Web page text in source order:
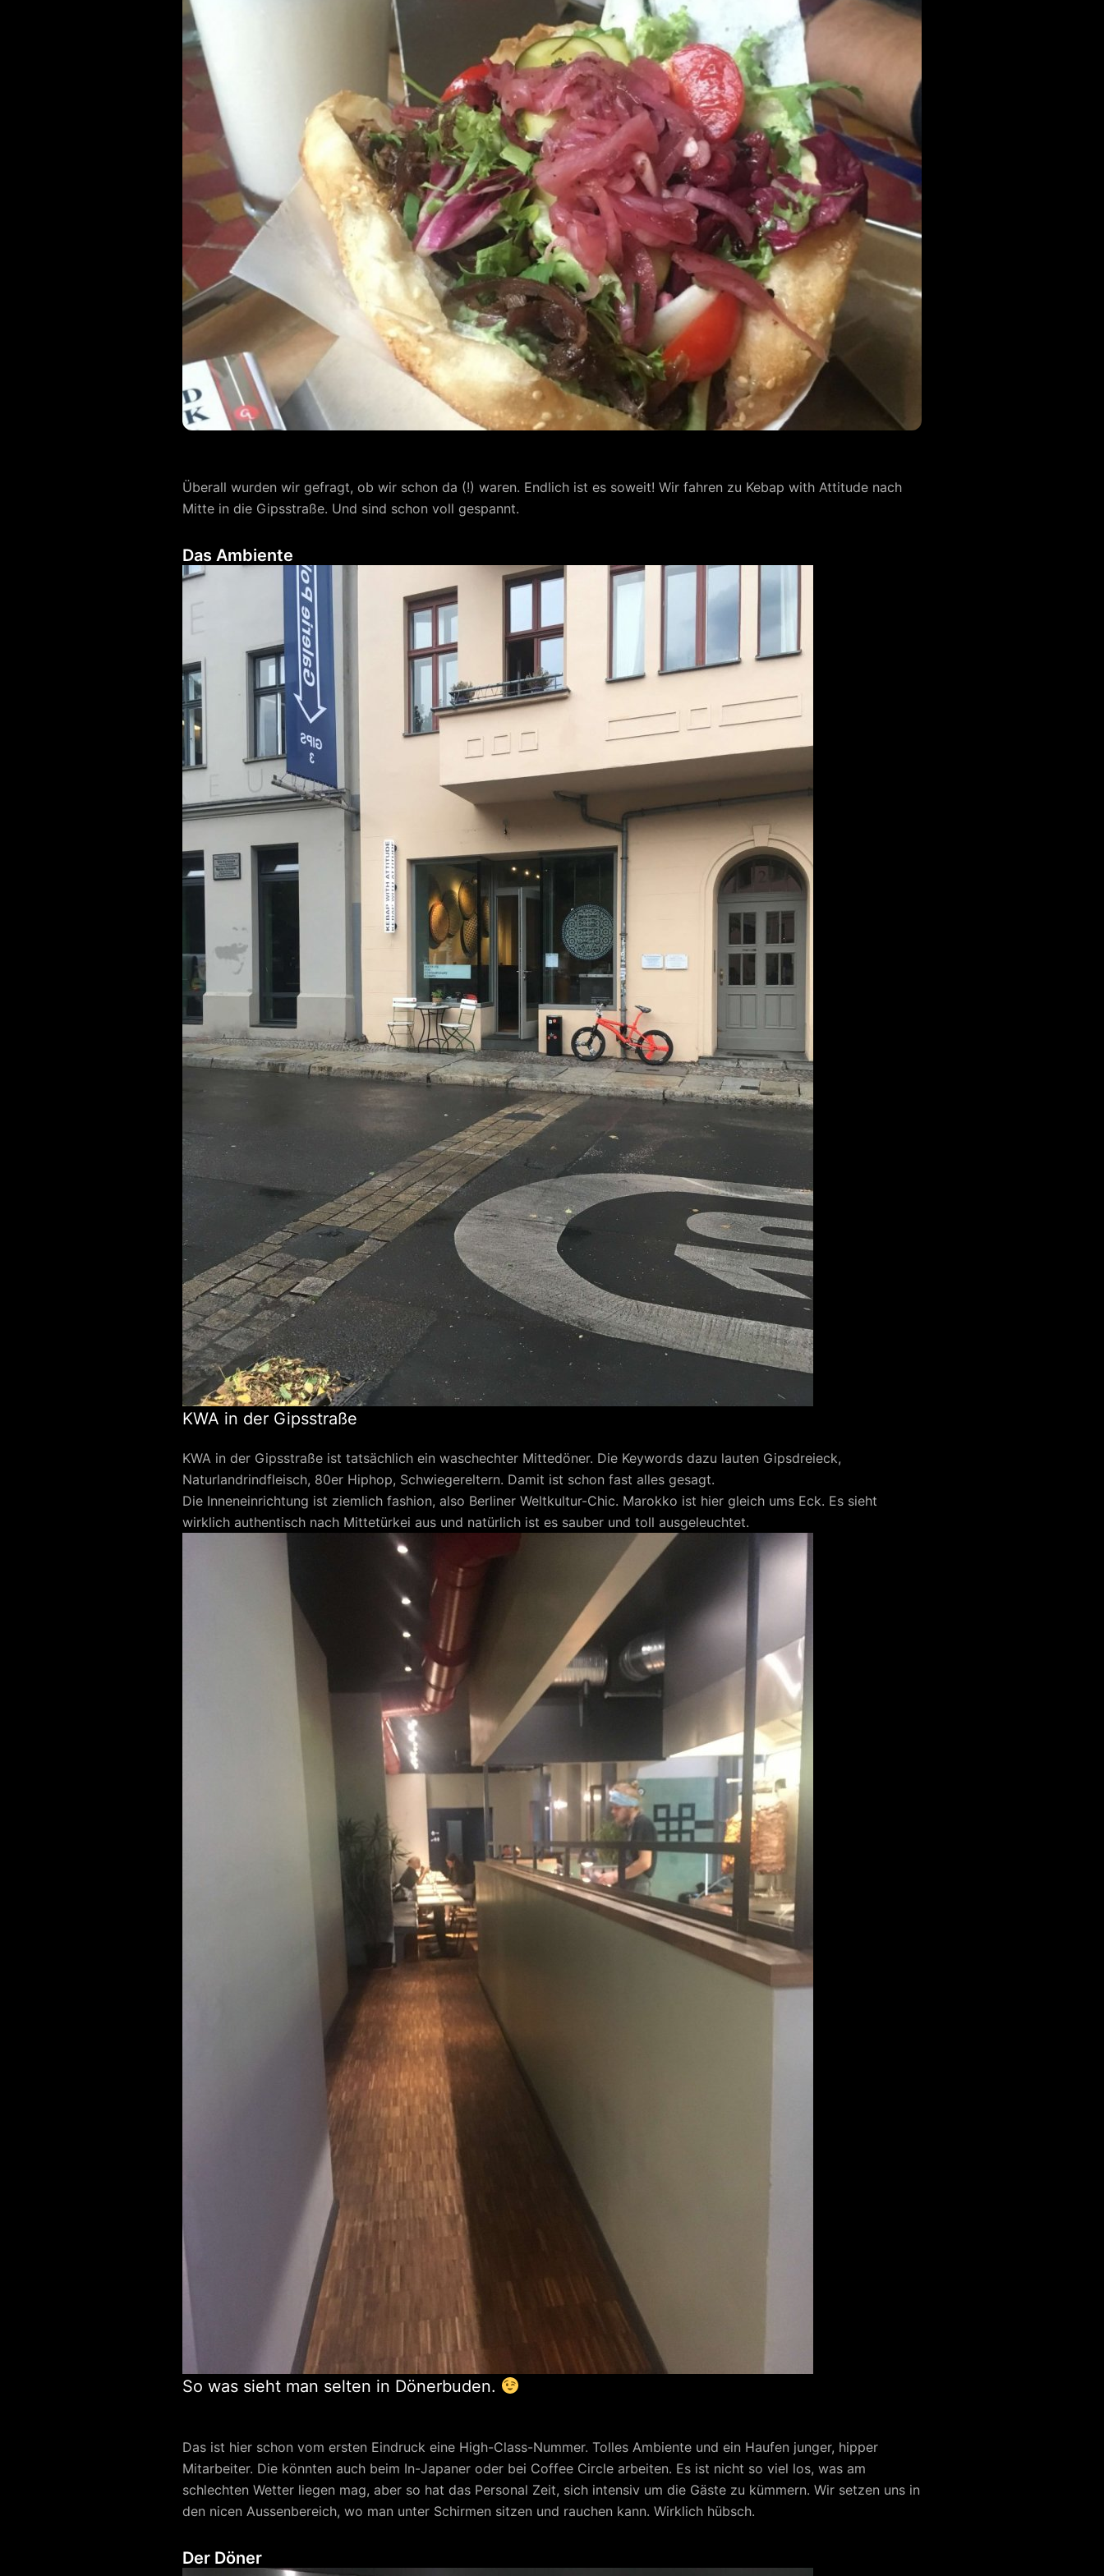
Überall wurden wir gefragt, ob wir schon da (!) waren. Endlich ist es soweit! Wir fahren zu Kebap with Attitude nach
Mitte in die Gipsstraße. Und sind schon voll gespannt.
Das Ambiente
KWA in der Gipsstraße
KWA in der Gipsstraße ist tatsächlich ein waschechter Mittedöner. Die Keywords dazu lauten Gipsdreieck,
Naturlandrindfleisch, 80er Hiphop, Schwiegereltern. Damit ist schon fast alles gesagt.
Die Inneneinrichtung ist ziemlich fashion, also Berliner Weltkultur-Chic. Marokko ist hier gleich ums Eck. Es sieht
wirklich authentisch nach Mittetürkei aus und natürlich ist es sauber und toll ausgeleuchtet.
So was sieht man selten in Dönerbuden.
Das ist hier schon vom ersten Eindruck eine High-Class-Nummer. Tolles Ambiente und ein Haufen junger, hipper
Mitarbeiter. Die könnten auch beim In-Japaner oder bei Coffee Circle arbeiten. Es ist nicht so viel los, was am
schlechten Wetter liegen mag, aber so hat das Personal Zeit, sich intensiv um die Gäste zu kümmern. Wir setzen uns in
den nicen Aussenbereich, wo man unter Schirmen sitzen und rauchen kann. Wirklich hübsch.
Der Döner